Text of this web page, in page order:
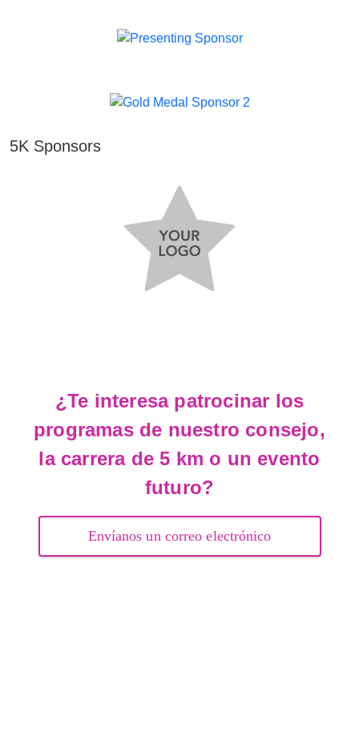
5K Sponsors
¿Te interesa patrocinar los
programas de nuestro consejo,
la carrera de 5 km o un evento
futuro?
Envíanos un correo electrónico